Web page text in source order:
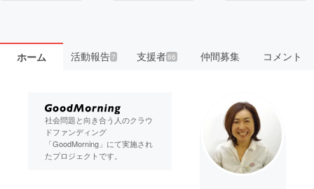
ホーム 活動報告7 支援者66 仲間募集 コメント
社会問題と向き合う人のクラウ
ドファンディング
「GoodMorning」にて実施され
たプロジェクトです。